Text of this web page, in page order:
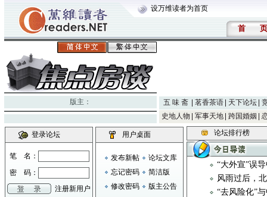
设万维读者为首页
首 页
版主： 五 味 斋 茗香茶语 天下论坛
史地人物
军事天地 跨国婚姻
登录论坛
笔 名：
密 码：
注册新用户
用户桌面
发布新帖
论坛文库
忘记密码
简洁版
修改密码
版主公告
论坛排行榜
“大外宣”误
风雨过后，
“去风险化”